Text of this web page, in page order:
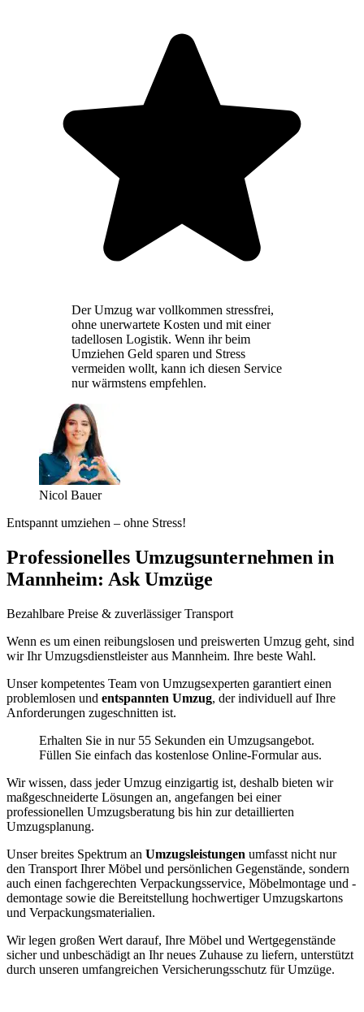
Der Umzug war vollkommen stressfrei,
ohne unerwartete Kosten und mit einer
tadellosen Logistik. Wenn ihr beim
Umziehen Geld sparen und Stress
vermeiden wollt, kann ich diesen Service
nur wärmstens empfehlen.
Nicol Bauer
Entspannt umziehen – ohne Stress!
Professionelles Umzugsunternehmen in
Mannheim: Ask Umzüge
Bezahlbare Preise & zuverlässiger Transport
Wenn es um einen reibungslosen und preiswerten Umzug geht, sind
wir Ihr Umzugsdienstleister aus Mannheim. Ihre beste Wahl.
Unser kompetentes Team von Umzugsexperten garantiert einen
problemlosen und entspannten Umzug, der individuell auf Ihre
Anforderungen zugeschnitten ist.
Erhalten Sie in nur 55 Sekunden ein Umzugsangebot.
Füllen Sie einfach das kostenlose Online-Formular aus.
Wir wissen, dass jeder Umzug einzigartig ist, deshalb bieten wir
maßgeschneiderte Lösungen an, angefangen bei einer
professionellen Umzugsberatung bis hin zur detaillierten
Umzugsplanung.
Unser breites Spektrum an Umzugsleistungen umfasst nicht nur
den Transport Ihrer Möbel und persönlichen Gegenstände, sondern
auch einen fachgerechten Verpackungsservice, Möbelmontage und -
demontage sowie die Bereitstellung hochwertiger Umzugskartons
und Verpackungsmaterialien.
Wir legen großen Wert darauf, Ihre Möbel und Wertgegenstände
sicher und unbeschädigt an Ihr neues Zuhause zu liefern, unterstützt
durch unseren umfangreichen Versicherungsschutz für Umzüge.